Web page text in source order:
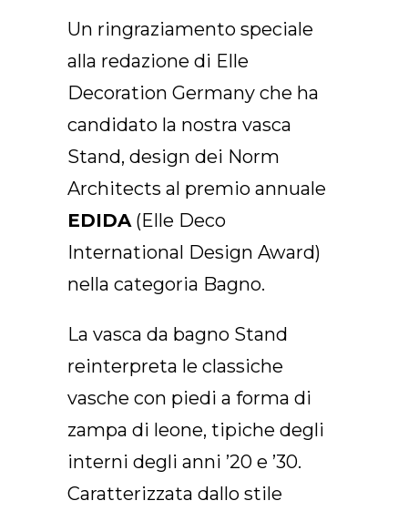
Collezione Frieze
Collezione Nouveau
Origami Collection
Collezione Plateau
Collezione Stand
Swing Collection
Un ringraziamento speciale
alla redazione di Elle
Decoration Germany che ha
candidato la nostra vasca
Stand, design dei Norm
Architects al premio annuale
EDIDA(Elle Deco
International Design Award)
nella categoria Bagno.
La vasca da bagno Stand
reinterpreta le classiche
vasche con piedi a forma di
zampa di leone, tipiche degli
interni degli anni ’20 e ’30.
Caratterizzata dallo stile